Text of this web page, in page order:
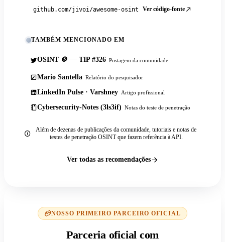
github.com/jivoi/awesome-osint Ver código-fonte
TAMBÉM MENCIONADO EM
OSINT 🪙 — TIP #326 Postagem da comunidade
Mario Santella Relatório do pesquisador
LinkedIn Pulse · Varshney Artigo profissional
Cybersecurity-Notes (3ls3if) Notas do teste de penetração
Além de dezenas de publicações da comunidade, tutoriais e notas de
testes de penetração OSINT que fazem referência à API.
Ver todas as recomendações
NOSSO PRIMEIRO PARCEIRO OFICIAL
Parceria oficial com